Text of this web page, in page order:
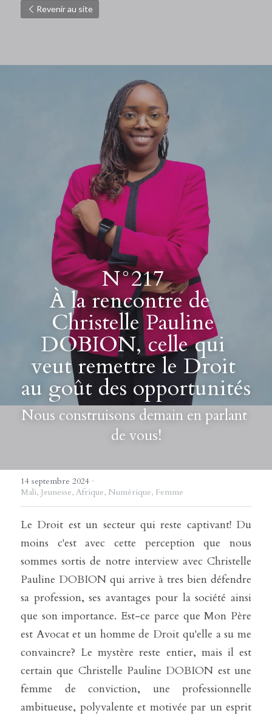
Revenir au site
N°217
À la rencontre de
Christelle Pauline
DOBION, celle qui
veut remettre le Droit
au goût des opportunités
Nous construisons demain en parlant
de vous!
14 septembre 2024 ·
Mali, Jeunesse, Afrique, Numérique, Femme
Le Droit est un secteur qui reste captivant! Du
moins c'est avec cette perception que nous
sommes sortis de notre interview avec Christelle
Pauline DOBION qui arrive à tres bien défendre
sa profession, ses avantages pour la société ainsi
que son importance. Est-ce parce que Mon Père
est Avocat et un homme de Droit qu'elle a su me
convaincre? Le mystère reste entier, mais il est
certain que Christelle Pauline DOBION est une
femme de conviction, une professionnelle
ambitueuse, polyvalente et motivée par un esprit